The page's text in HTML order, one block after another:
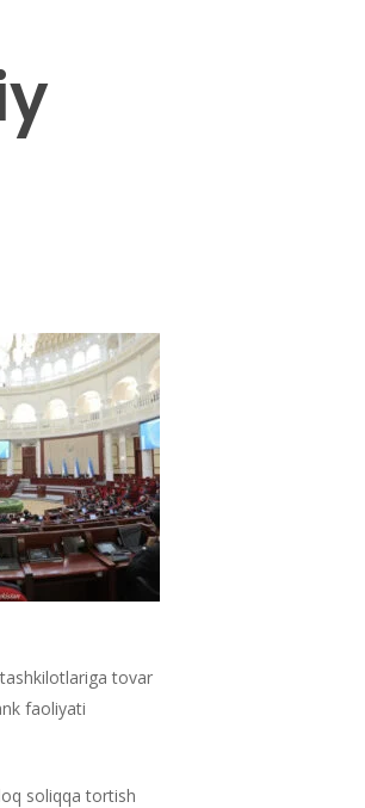
tovar
faoliyati
soliqqa tortish